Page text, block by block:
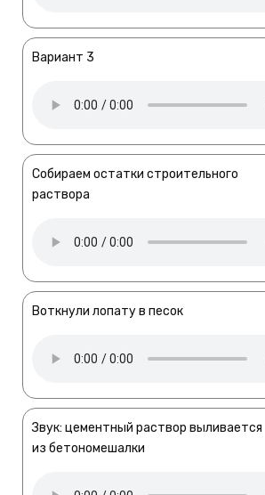
Вариант 3
Собираем остатки строительного
раствора
Воткнули лопату в песок
Звук: цементный раствор выливается
из бетономешалки